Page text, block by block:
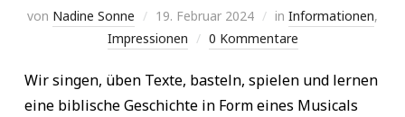
von Nadine Sonne 19. Februar 2024 in Informationen,
Impressionen
0 Kommentare
Wir singen, üben Texte, basteln, spielen und lernen
eine biblische Geschichte in Form eines Musicals